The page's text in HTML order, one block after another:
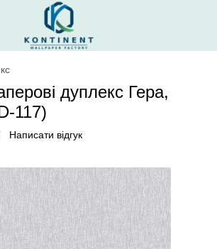
дуплекс Гера,
117)
Написати відгук